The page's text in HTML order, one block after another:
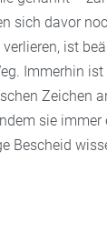
sich davor
ist
Immerhin
Zeichen
sie
Bescheid